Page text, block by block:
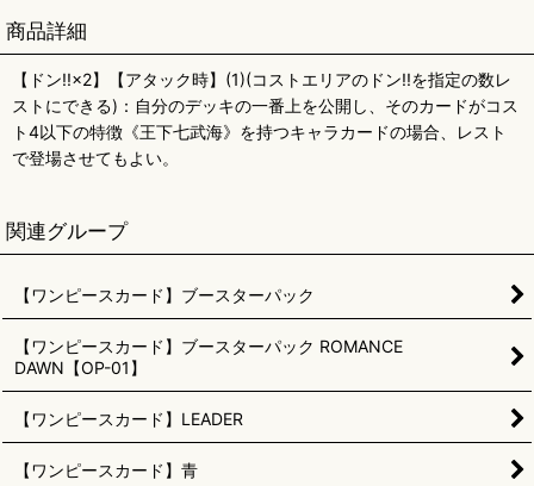
商品詳細
【ドン!!×2】【アタック時】(1)(コストエリアのドン!!を指定の数レ
ストにできる)：自分のデッキの一番上を公開し、そのカードがコス
ト4以下の特徴《王下七武海》を持つキャラカードの場合、レスト
で登場させてもよい。
関連グループ
【ワンピースカード】ブースターパック
【ワンピースカード】ブースターパック ROMANCE
DAWN【OP-01】
【ワンピースカード】LEADER
【ワンピースカード】青